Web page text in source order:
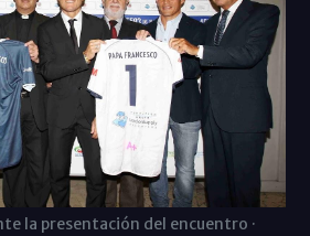
la presentación del encuentro ·